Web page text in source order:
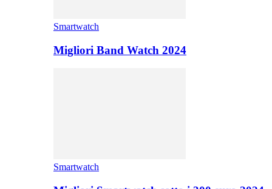
Smartwatch
Migliori Band Watch 2024
Smartwatch